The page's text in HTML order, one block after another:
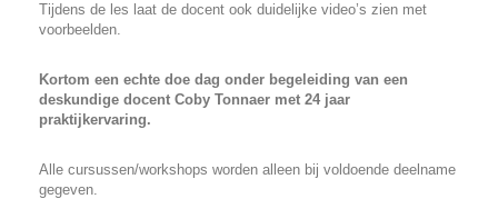
Tijdens de les laat de docent ook duidelijke video’s zien met
voorbeelden.
Kortom een echte doe dag onder begeleiding van een
deskundige docent Coby Tonnaer met 24 jaar
praktijkervaring.
Alle cursussen/workshops worden alleen bij voldoende deelname
gegeven.